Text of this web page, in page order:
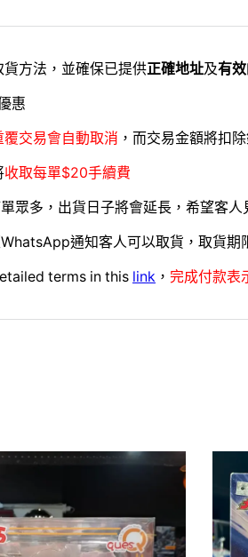
方法，並確保已提供正確地址及有
惠
覆交易會自動取消 ，而交易金額將扣
收取每單$20手續費
眾多，出貨日子將會延長，希望客人
通知客人可以取貨，取貨期
terms in this link ， 完成付款表